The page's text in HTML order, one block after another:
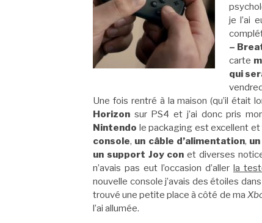
je l’ai
–
carte
qui
Une fois rentré à la maison (qu’il était
Horizon sur PS4 et j’ai donc pris
Nintendo le packaging est excellent
console, un câble d’alimentation,
un support Joy conet diverses
n’avais pas eut l’occasion d’aller la
nouvelle console j’avais des étoiles
trouvé une petite place à côté de ma
l’ai allumée.